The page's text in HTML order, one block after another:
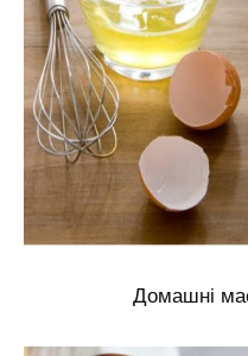
Домашні